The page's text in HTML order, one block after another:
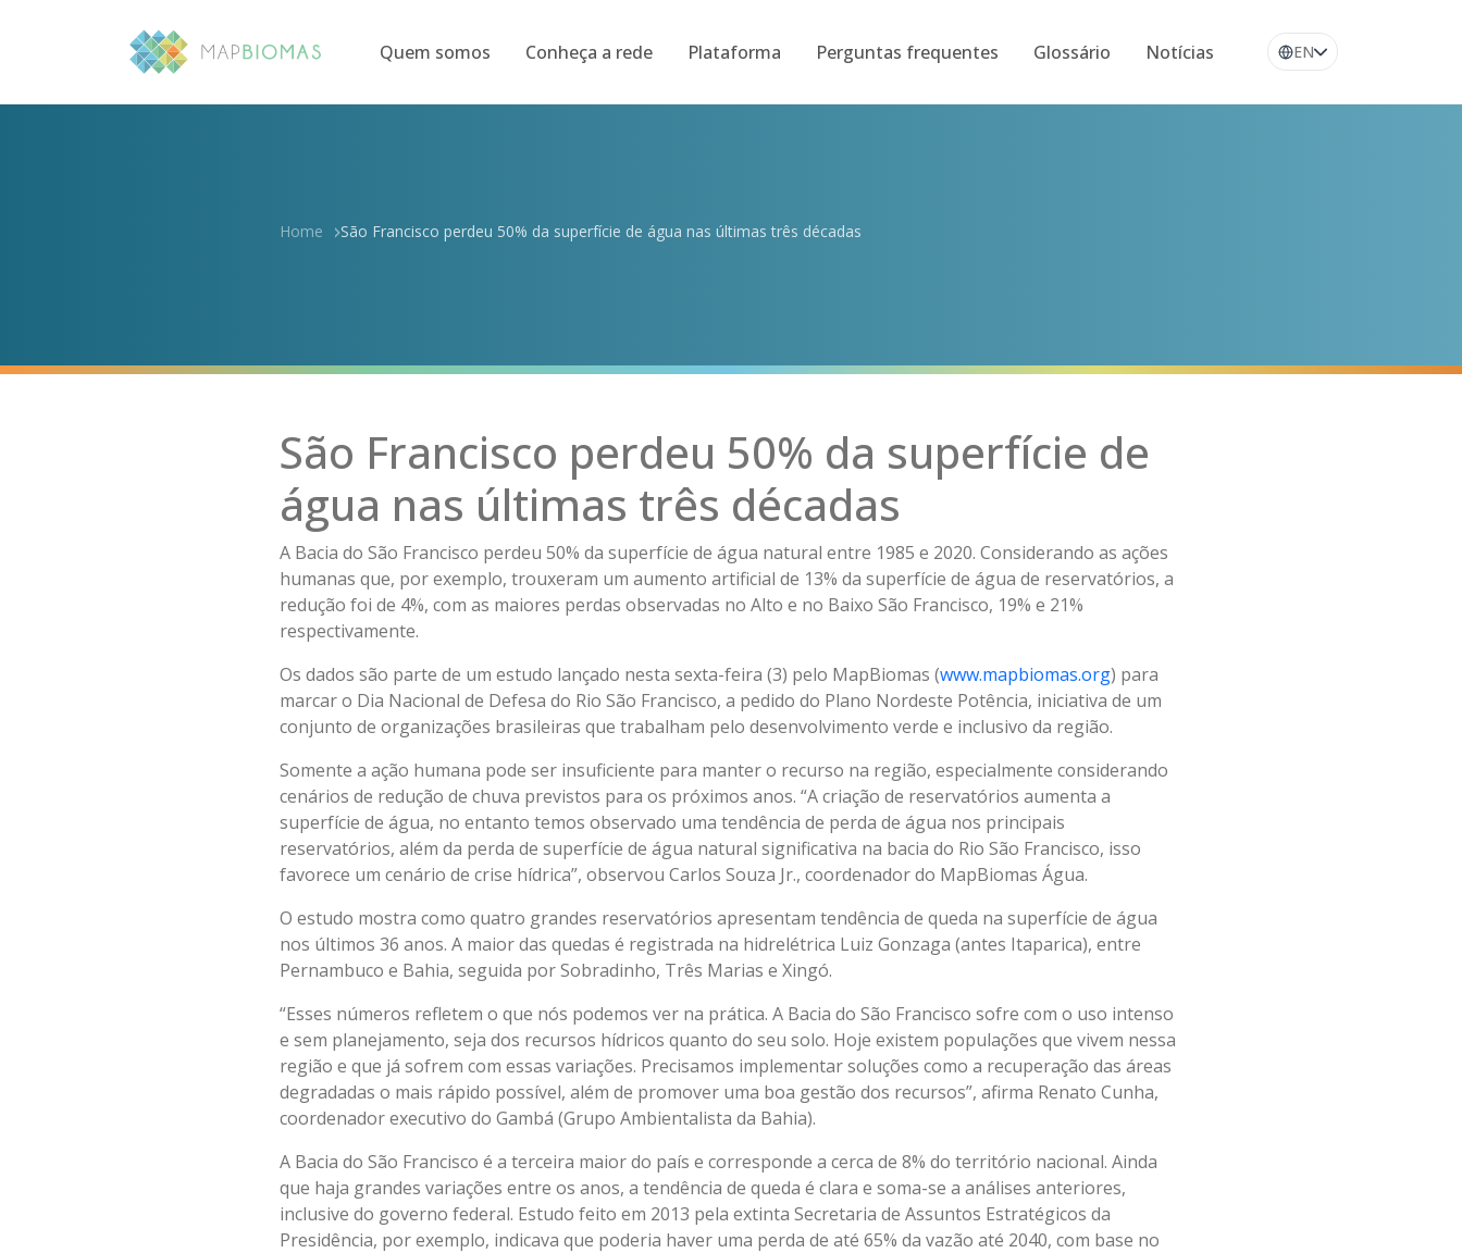
Quem somos Conheça a rede Plataforma Perguntas frequentes Glossário Notícias EN
Home São Francisco perdeu 50% da superfície de água nas últimas três décadas
São Francisco perdeu 50% da superfície de
água nas últimas três décadas
A Bacia do São Francisco perdeu 50% da superfície de água natural entre 1985 e 2020. Considerando as ações
humanas que, por exemplo, trouxeram um aumento artificial de 13% da superfície de água de reservatórios, a
redução foi de 4%, com as maiores perdas observadas no Alto e no Baixo São Francisco, 19% e 21%
respectivamente.
Os dados são parte de um estudo lançado nesta sexta-feira (3) pelo MapBiomas (www.mapbiomas.org) para
marcar o Dia Nacional de Defesa do Rio São Francisco, a pedido do Plano Nordeste Potência, iniciativa de um
conjunto de organizações brasileiras que trabalham pelo desenvolvimento verde e inclusivo da região.
Somente a ação humana pode ser insuficiente para manter o recurso na região, especialmente considerando
cenários de redução de chuva previstos para os próximos anos. “A criação de reservatórios aumenta a
superfície de água, no entanto temos observado uma tendência de perda de água nos principais
reservatórios, além da perda de superfície de água natural significativa na bacia do Rio São Francisco, isso
favorece um cenário de crise hídrica”, observou Carlos Souza Jr., coordenador do MapBiomas Água.
O estudo mostra como quatro grandes reservatórios apresentam tendência de queda na superfície de água
nos últimos 36 anos. A maior das quedas é registrada na hidrelétrica Luiz Gonzaga (antes Itaparica), entre
Pernambuco e Bahia, seguida por Sobradinho, Três Marias e Xingó.
“Esses números refletem o que nós podemos ver na prática. A Bacia do São Francisco sofre com o uso intenso
e sem planejamento, seja dos recursos hídricos quanto do seu solo. Hoje existem populações que vivem nessa
região e que já sofrem com essas variações. Precisamos implementar soluções como a recuperação das áreas
degradadas o mais rápido possível, além de promover uma boa gestão dos recursos”, afirma Renato Cunha,
coordenador executivo do Gambá (Grupo Ambientalista da Bahia).
A Bacia do São Francisco é a terceira maior do país e corresponde a cerca de 8% do território nacional. Ainda
que haja grandes variações entre os anos, a tendência de queda é clara e soma-se a análises anteriores,
inclusive do governo federal. Estudo feito em 2013 pela extinta Secretaria de Assuntos Estratégicos da
Presidência, por exemplo, indicava que poderia haver uma perda de até 65% da vazão até 2040, com base no